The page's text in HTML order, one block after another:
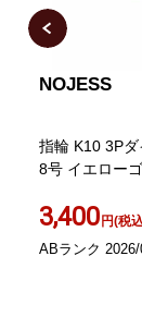
NOJESS
指輪 K10 3P
8号 イエロー
3,400円(税
ABランク